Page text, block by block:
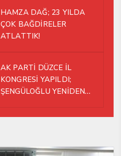
HAMZA DAĞ; 23 YILDA
ÇOK BAĞDİRELER
ATLATTIK!
AK PARTİ DÜZCE İL
KONGRESİ YAPILDI;
ŞENGÜLOĞLU YENİDEN